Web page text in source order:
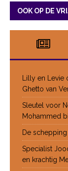
OOK OP DE
Lilly en
Ghetto van
Sleutel voor
Mohammed
De
Specialist
en krachtig